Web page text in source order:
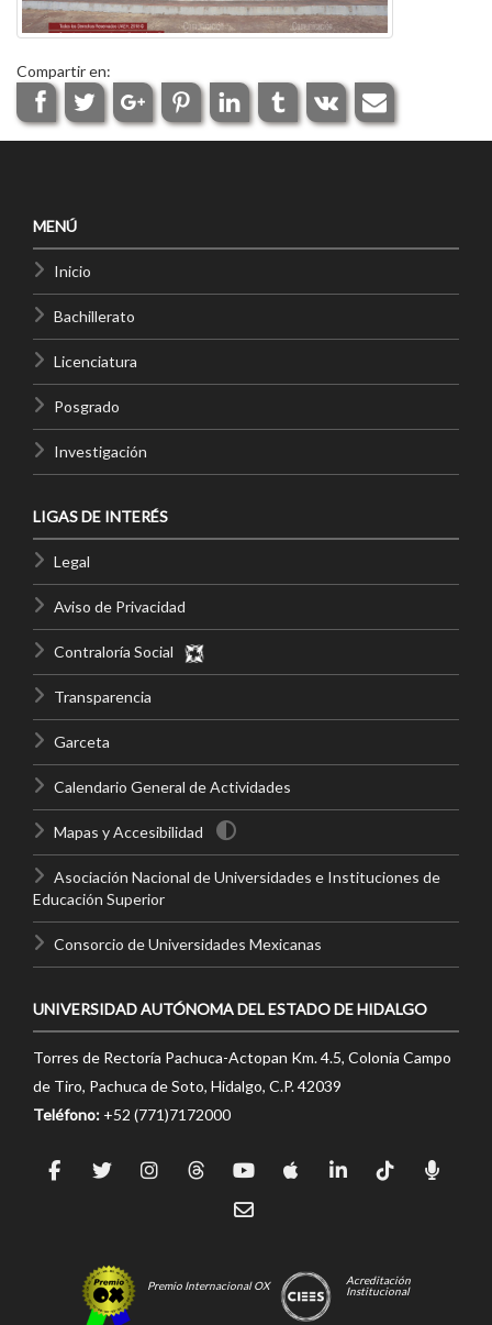
Compartir en:
MENÚ
Inicio
Bachillerato
Licenciatura
Posgrado
Investigación
LIGAS DE INTERÉS
Legal
Aviso de Privacidad
Contraloría Social
Transparencia
Garceta
Calendario General de Actividades
Mapas y Accesibilidad
Asociación Nacional de Universidades e Instituciones de
Educación Superior
Consorcio de Universidades Mexicanas
UNIVERSIDAD AUTÓNOMA DEL ESTADO DE HIDALGO
Torres de Rectoría Pachuca-Actopan Km. 4.5, Colonia Campo
de Tiro, Pachuca de Soto, Hidalgo, C.P. 42039
Teléfono: +52 (771)7172000
Premio Internacional OX
Acreditación
Institucional